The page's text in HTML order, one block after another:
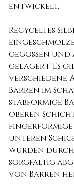
entwickelt.
Recyceltes
gegossen und
gelagert. Es
verschiedene
Barren im
stabförmige
oberen
unteren
wurden durch
sorgfältig
von Barren